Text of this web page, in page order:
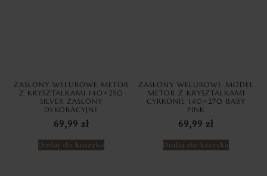
ZASŁONY WELUROWE METOR
Z KRYSZTAŁKAMI 140×250
SILVER ZASŁONY
DEKORACYJNE
69,99 zł
Dodaj do koszyka
ZASŁONY WELUROWE MODEL
METOR Z KRYSZTAŁKAMI
CYRKONIE 140×270 BABY
PINK
69,99 zł
Dodaj do koszyka